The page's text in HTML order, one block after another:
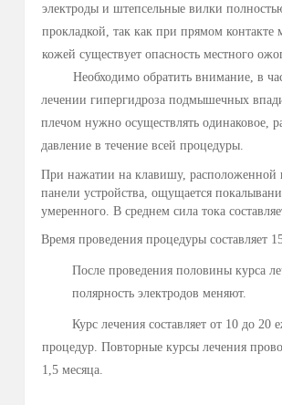
стопы и кисти, равно­мерно
При нажатии на клавишу
панели устройства, ощущается
умеренного. В среднем сила тока
Время проведения процедуры
Курс лечения составляет от 10
процедур. Повторные курсы лечения
1,5 месяца.
ПРОВЕДЕНИЕ ЛЕЧЕНИЯ
ПОДМЫШЕЧНЫХ
При лечении гипергидроза
прокладки увлажняют равномерно
Электроды ( REF . 68 570)